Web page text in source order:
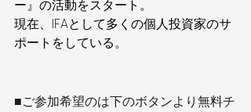
ー』の活動をスタート。
現在、IFAとして多くの個人投資家のサ
ポートをしている。
■ご参加希望のは下のボタンより無料チ